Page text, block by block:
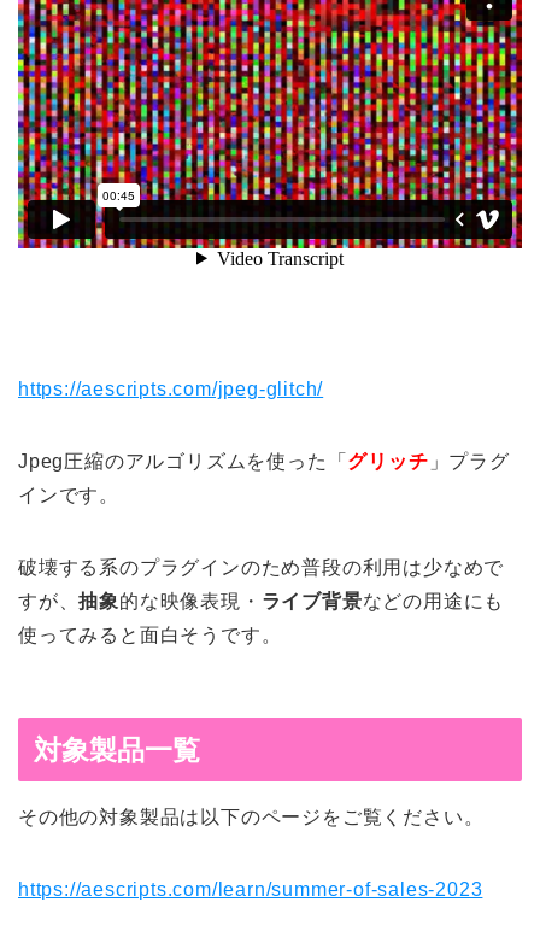
https://aescripts.com/jpeg-glitch/
Jpeg圧縮のアルゴリズムを使った「 グリッチ 」プラグ
インです。
破壊する系のプラグインのため普段の利用は少なめで
すが、抽象的な映像表現・ ライブ背景などの用途にも
使ってみると面白そうです。
対象製品一覧
その他の対象製品は以下のページをご覧ください。
https://aescripts.com/learn/summer-of-sales-2023